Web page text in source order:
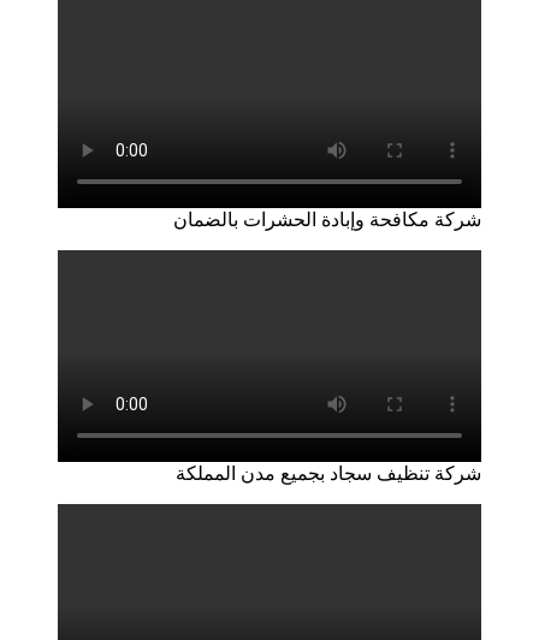
شركة مكافحة وإبادة الحشرات بالضمان
شركة تنظيف سجاد بجميع مدن المملكة